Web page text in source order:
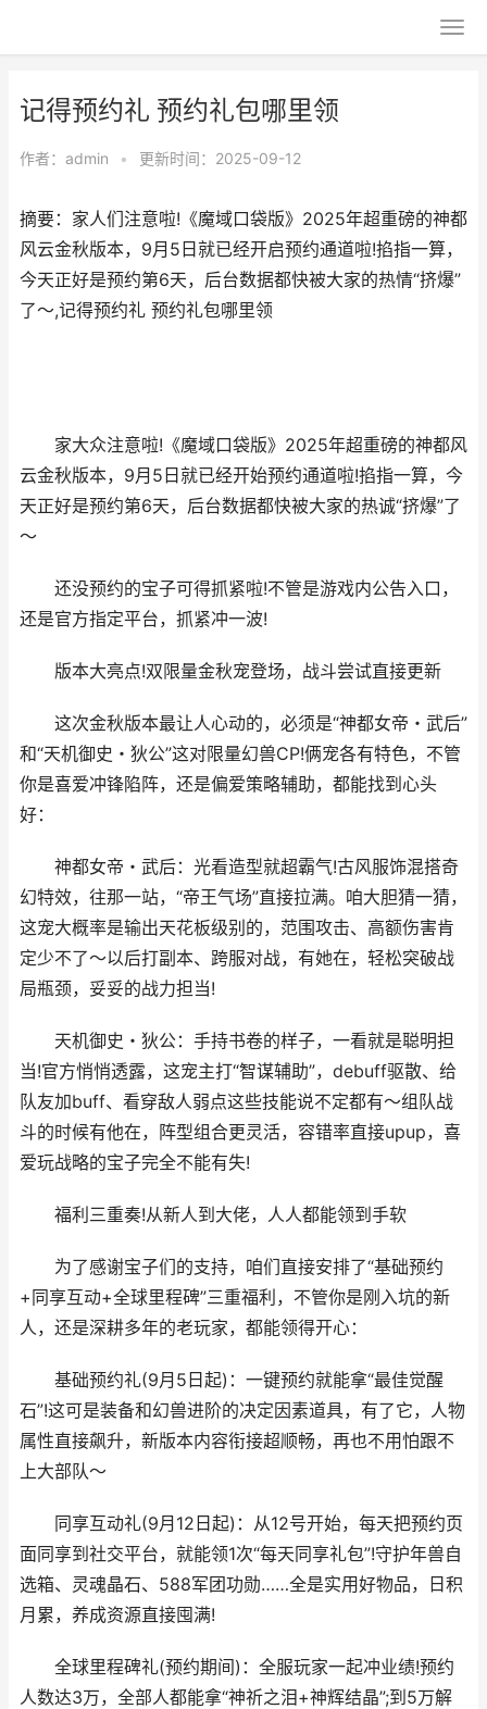
记得预约礼 预约礼包哪里领
作者： admin • 更新时间：2025-09-12
摘要：家人们注意啦!《魔域口袋版》2025年超重磅的神都
风云金秋版本，9月5日就已经开启预约通道啦!掐指一算，
今天正好是预约第6天，后台数据都快被大家的热情“挤爆”
了～,记得预约礼 预约礼包哪里领
家大众注意啦!《魔域口袋版》2025年超重磅的神都风
云金秋版本，9月5日就已经开始预约通道啦!掐指一算，今
天正好是预约第6天，后台数据都快被大家的热诚“挤爆”了
～
还没预约的宝子可得抓紧啦!不管是游戏内公告入口，
还是官方指定平台，抓紧冲一波!
版本大亮点!双限量金秋宠登场，战斗尝试直接更新
这次金秋版本最让人心动的，必须是“神都女帝・武后”
和“天机御史・狄公”这对限量幻兽CP!俩宠各有特色，不管
你是喜爱冲锋陷阵，还是偏爱策略辅助，都能找到心头
好：
神都女帝・武后：光看造型就超霸气!古风服饰混搭奇
幻特效，往那一站，“帝王气场”直接拉满。咱大胆猜一猜，
这宠大概率是输出天花板级别的，范围攻击、高额伤害肯
定少不了～以后打副本、跨服对战，有她在，轻松突破战
局瓶颈，妥妥的战力担当!
天机御史・狄公：手持书卷的样子，一看就是聪明担
当!官方悄悄透露，这宠主打“智谋辅助”，debuff驱散、给
队友加buff、看穿敌人弱点这些技能说不定都有～组队战
斗的时候有他在，阵型组合更灵活，容错率直接upup，喜
爱玩战略的宝子完全不能有失!
福利三重奏!从新人到大佬，人人都能领到手软
为了感谢宝子们的支持，咱们直接安排了“基础预约
+同享互动+全球里程碑”三重福利，不管你是刚入坑的新
人，还是深耕多年的老玩家，都能领得开心：
基础预约礼(9月5日起)：一键预约就能拿“最佳觉醒
石”!这可是装备和幻兽进阶的决定因素道具，有了它，人物
属性直接飙升，新版本内容衔接超顺畅，再也不用怕跟不
上大部队～
同享互动礼(9月12日起)：从12号开始，每天把预约页
面同享到社交平台，就能领1次“每天同享礼包”!守护年兽自
选箱、灵魂晶石、588军团功勋……全是实用好物品，日积
月累，养成资源直接囤满!
全球里程碑礼(预约期间)：全服玩家一起冲业绩!预约
人数达3万，全部人都能拿“神祈之泪+神辉结晶”;到5万解